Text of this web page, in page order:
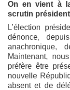
On en vient à
scrutin
L’élection
dénonce,
anachronique,
Maintenant,
préfère être
nouvelle
absent et de